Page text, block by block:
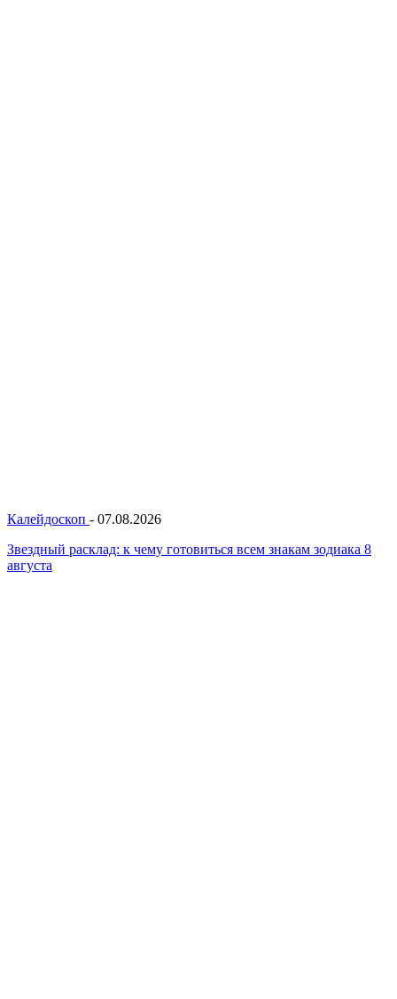
Калейдоскоп - 07.08.2026
Звездный расклад: к чему готовиться всем знакам зодиака 8
августа